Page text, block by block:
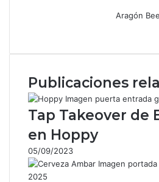
Aragón
correo
Publicaciones
Tap Takeover de
en Hoppy
05/09/2023